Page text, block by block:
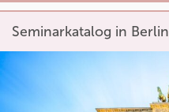
Seminarkatalog in Berlin